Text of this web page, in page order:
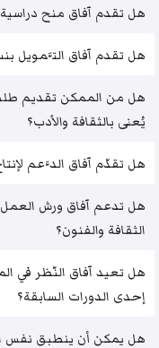
هل تقدم آفاق منح
هل تقدم آفاق التَّمويل بنسبة 100 ٪
هل من الممكن تقديم
يُعنى بالثقافة والأدب؟
هل تقدّم آفاق الدَّعم
هل تدعم آفاق ورش
الثقافة والفنون؟
هل تعيد آفاق النّظر في
إحدى الدورات السابقة؟
هل يمكن أن ينطبق نفس